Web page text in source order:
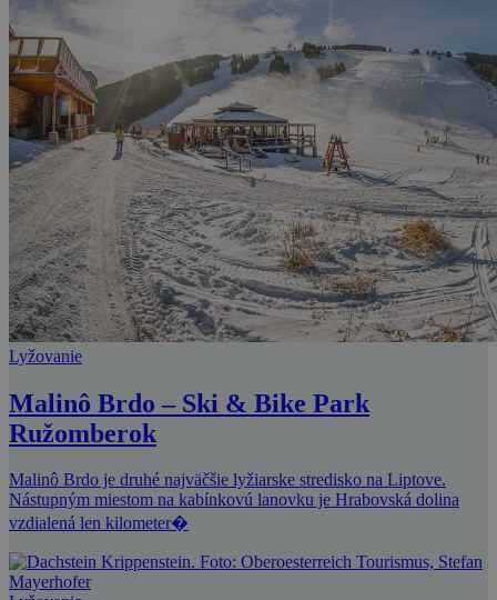
Lyžovanie
Malinô Brdo – Ski & Bike Park
Ružomberok
Malinô Brdo je druhé najväčšie lyžiarske stredisko na Liptove.
Nástupným miestom na kabínkovú lanovku je Hrabovská dolina
vzdialená len kilometer�